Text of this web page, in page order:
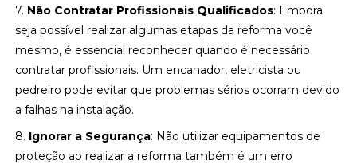
7. Não Contratar Profissionais Qualificados: Embora
seja possível realizar algumas etapas da reforma você
mesmo, é essencial reconhecer quando é necessário
contratar profissionais. Um encanador, eletricista ou
pedreiro pode evitar que problemas sérios ocorram devido
a falhas na instalação.
8. Ignorar a Segurança: Não utilizar equipamentos de
proteção ao realizar a reforma também é um erro